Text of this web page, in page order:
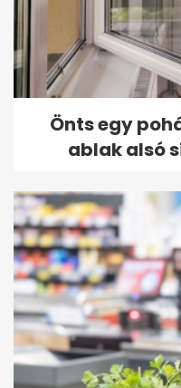
Önts egy
ablak alsó